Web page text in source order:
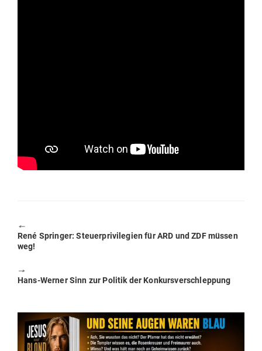
🠔
Previous
post:
René Springer: Steu­er­pri­vi­legien für ARD und ZDF müssen
weg!
🠖
Next
Hans-Werner Sinn zur Politik der Konkursverschleppung